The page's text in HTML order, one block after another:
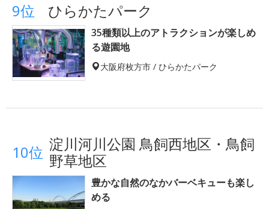
9位 ひらかたパーク
35種類以上のアトラクションが楽しめ
る遊園地
大阪府枚方市 / ひらかたパーク
10位 淀川河川公園 鳥飼西地区・鳥飼
野草地区
豊かな自然のなかバーベキューも楽し
める